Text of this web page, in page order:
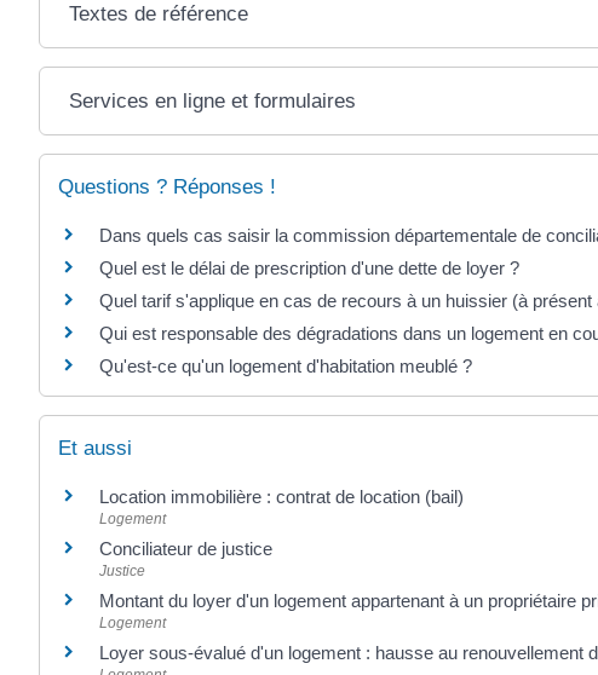
Textes de référence
Services en ligne et formulaires
Questions ? Réponses !
Dans quels cas saisir la commission départementale de
Quel est le délai de prescription d'une dette de loyer ?
Quel tarif s'applique en cas de recours à un huissier (à
Qui est responsable des dégradations dans un logement en
Qu'est-ce qu'un logement d'habitation meublé ?
Et aussi
Location immobilière : contrat de location (bail)
Logement
Conciliateur de justice
Justice
Montant du loyer d'un logement appartenant à un propriétaire
Logement
Loyer sous-évalué d'un logement : hausse au renouvellement